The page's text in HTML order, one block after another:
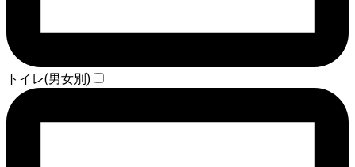
トイレ(男女別)